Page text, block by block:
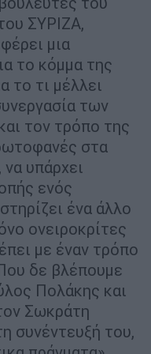
ΣΥΡΙΖΑ,
μια
το κόμμα της
το τι μέλλει
των
τον τρόπο της
στα
να υπάρχει
ενός
ένα άλλο
ονειροκρίτες
με έναν τρόπο
δε βλέπουμε
Πολάκης και
Σωκράτη
συνέντευξή του,